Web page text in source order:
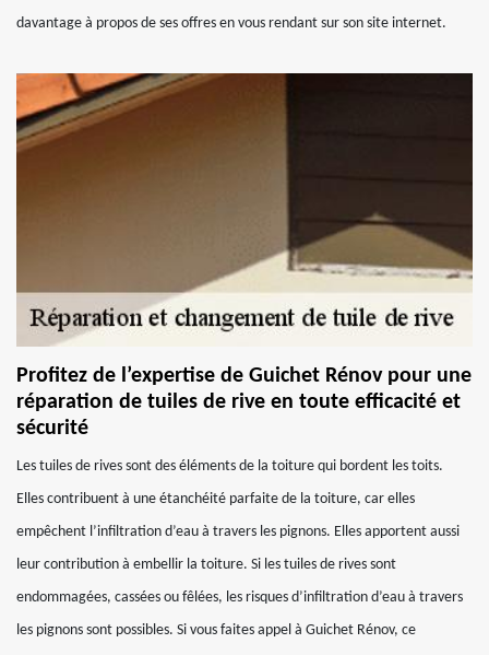
davantage à propos de ses offres en vous rendant sur son site internet.
Profitez de l’expertise de Guichet Rénov pour une
réparation de tuiles de rive en toute efficacité et
sécurité
Les tuiles de rives sont des éléments de la toiture qui bordent les toits.
Elles contribuent à une étanchéité parfaite de la toiture, car elles
empêchent l’infiltration d’eau à travers les pignons. Elles apportent aussi
leur contribution à embellir la toiture. Si les tuiles de rives sont
endommagées, cassées ou fêlées, les risques d’infiltration d’eau à travers
les pignons sont possibles. Si vous faites appel à Guichet Rénov, ce